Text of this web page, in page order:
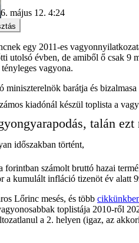
május 12. 4:24
egy 2011-es
utolsó évben, de amiből ő csak 9
vagyona.
miniszterelnök barátja és
kiadónál készül toplista a
talán
időszakban történt,
forintban számolt bruttó hazai
a kumulált infláció tizenöt év alatt
Lőrinc mesés, és több
toplistája 2010-ről
a 2. helyen (igaz, az